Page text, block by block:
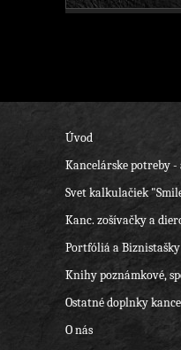
Úvod
Kancelárske potreby
Svet kalkulačiek
Kanc. zošívačky a
Portfóliá a
Knihy poznámkové,
Ostatné doplnky
O nás